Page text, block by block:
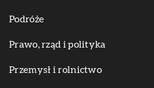
Podróże
Prawo, rząd i polityka
Przemysł i rolnictwo